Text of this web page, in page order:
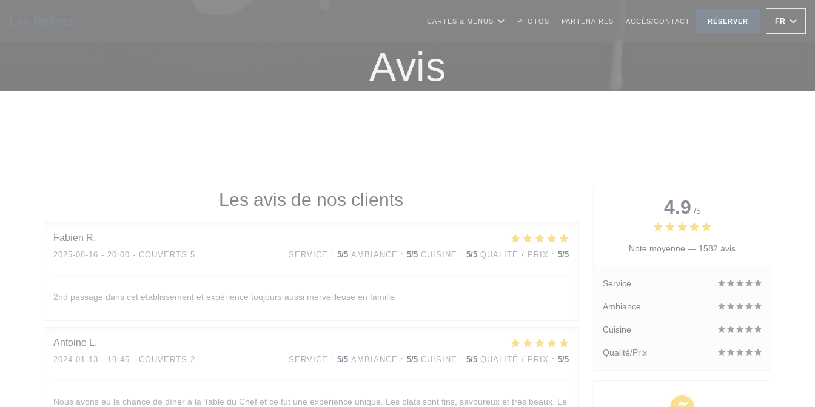
CARTES & MENUS PHOTOS PARTENAIRES ACCÈS/CONTACT RÉSERVER FR
Avis
Les avis de nos clients
Fabien R
2025-08-16 - 20:00 - COUVERTS 5 SERVICE : 5/5 AMBIANCE : 5/5 CUISINE : 5/5 QUALITÉ / PRIX : 5/5
2nd passage dans cet établissement et expérience toujours aussi merveilleuse en famille
Antoine L
2024-01-13 - 19:45 - COUVERTS 2 SERVICE : 5/5 AMBIANCE : 5/5 CUISINE : 5/5 QUALITÉ / PRIX : 5/5
Nous avons eu la chance de dîner à la Table du Chef et ce fut une expérience unique. Les plats sont fins, savoureux et très beaux. Le
4.9 /5
Note moyenne — 1582 avis
Service
Ambiance
Cuisine
Qualité/Prix